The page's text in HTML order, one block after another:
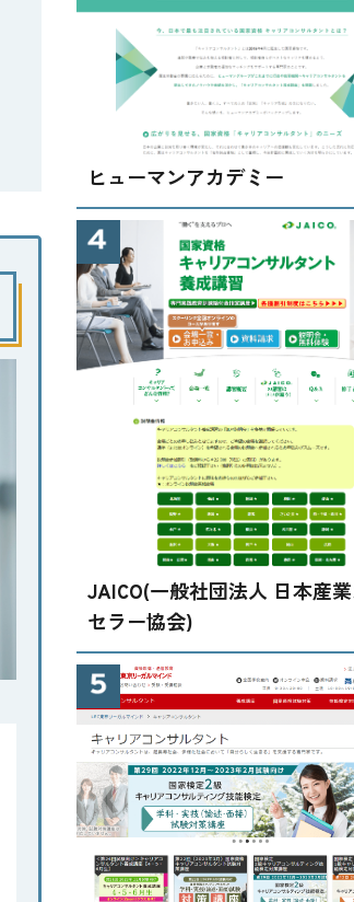
ヒューマンアカデミー
JAICO(一般社団法人 日本産
セラー協会)